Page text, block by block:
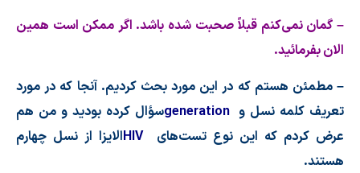
– گمان نمیكنم قبلاً صحبت شده باشد. اگر ممكن است همین
الان بفرمائید.
– مطمئن هستم كه در این مورد بحث كردیم. آنجا كه در مورد
تعریف كلمه نسل و generationسؤال كرده بودید و من هم
عرض كردم كه این نوع تستهای HIVالایزا از نسل چهارم
هستند.